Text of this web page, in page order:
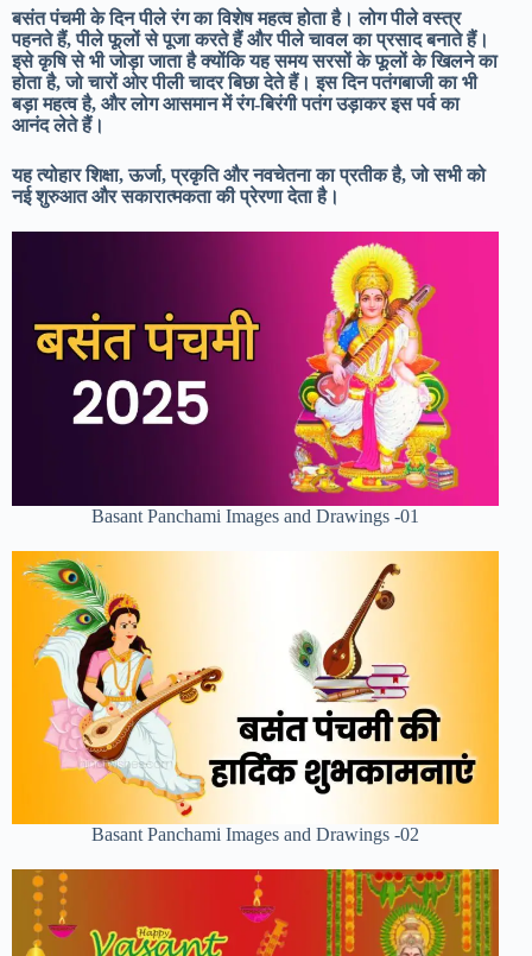
बसंत पंचमी के दिन पीले रंग का विशेष महत्व होता है। लोग पीले वस्त्र
पहनते हैं, पीले फूलों से पूजा करते हैं और पीले चावल का प्रसाद बनाते हैं।
इसे कृषि से भी जोड़ा जाता है क्योंकि यह समय सरसों के फूलों के खिलने का
होता है, जो चारों ओर पीली चादर बिछा देते हैं। इस दिन पतंगबाजी का भी
बड़ा महत्व है, और लोग आसमान में रंग-बिरंगी पतंग उड़ाकर इस पर्व का
आनंद लेते हैं।
यह त्योहार शिक्षा, ऊर्जा, प्रकृति और नवचेतना का प्रतीक है, जो सभी को
नई शुरुआत और सकारात्मकता की प्रेरणा देता है।
Basant Panchami Images and Drawings -01
Basant Panchami Images and Drawings -02